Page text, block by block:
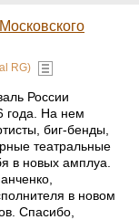
RG)
России
года. На нем
биг-бенды,
театральные
в новых амплуа.
в новом
Спасибо,